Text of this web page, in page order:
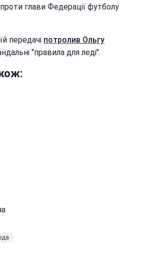
глави Федерації футболу
передачі потролив Ольгу
"правила для леді".